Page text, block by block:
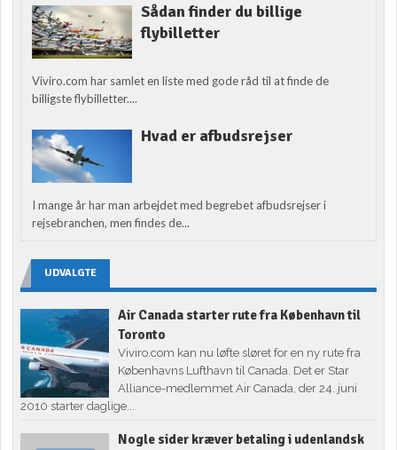
Sådan finder du billige
flybilletter
Viviro.com har samlet en liste med gode råd til at finde de
billigste flybilletter....
Hvad er afbudsrejser
I mange år har man arbejdet med begrebet afbudsrejser i
rejsebranchen, men findes de...
UDVALGTE
Air Canada starter rute fra København til
Toronto
Viviro.com kan nu løfte sløret for en ny rute fra
Københavns Lufthavn til Canada. Det er Star
Alliance-medlemmet Air Canada, der 24. juni
2010 starter daglige...
Nogle sider kræver betaling i udenlandsk